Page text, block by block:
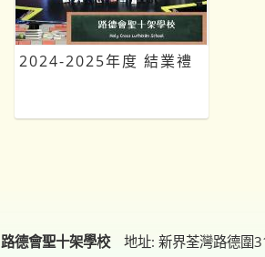
2024-2025年度 結業禮
路德會聖十架學校 地址: 新界荃灣路德圍